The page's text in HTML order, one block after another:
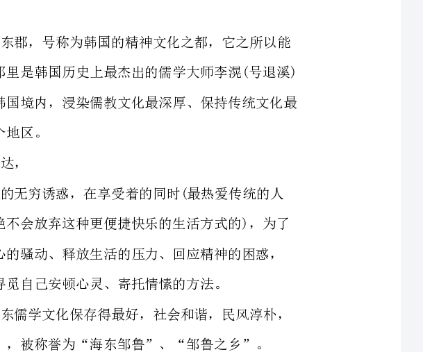
场面虽然热闹，效果实可怀疑，很大程度上不过是作文化秀而已。倒不如人家韩
国，不事声张地保存着儒学精神，机构祭宗庙，学界祀孔子，家庭敬祖先，规规矩
人们面对灯红酒绿、纸醉金迷的无穷诱惑，在享受着的同时(最热爱传统的人
这种价值取向，使得小小的安东儒学文化保存得最好，社会和谐，民风淳朴，
成了许多韩国人心目中的“圣地”，被称誉为“海东邹鲁”、“邹鲁之乡”。
孔夫子有云:“天子失官，学在四夷。”我国经过近代以来百多年的折腾(尤其